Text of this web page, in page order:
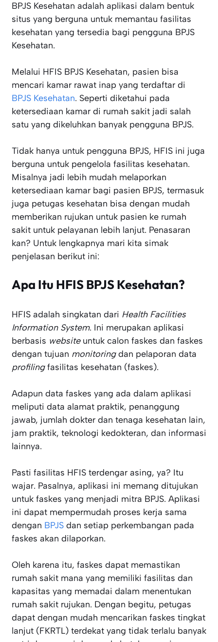
BPJS Kesehatan adalah aplikasi dalam bentuk
situs yang berguna untuk memantau fasilitas
kesehatan yang tersedia bagi pengguna BPJS
Kesehatan.
Melalui HFIS BPJS Kesehatan, pasien bisa
mencari kamar rawat inap yang terdaftar di
BPJS Kesehatan. Seperti diketahui pada
ketersediaan kamar di rumah sakit jadi salah
satu yang dikeluhkan banyak pengguna BPJS.
Tidak hanya untuk pengguna BPJS, HFIS ini juga
berguna untuk pengelola fasilitas kesehatan.
Misalnya jadi lebih mudah melaporkan
ketersediaan kamar bagi pasien BPJS, termasuk
juga petugas kesehatan bisa dengan mudah
memberikan rujukan untuk pasien ke rumah
sakit untuk pelayanan lebih lanjut. Penasaran
kan? Untuk lengkapnya mari kita simak
penjelasan berikut ini:
Apa Itu HFIS BPJS Kesehatan?
HFIS adalah singkatan dari Health Facilities
Information System. Ini merupakan aplikasi
berbasis websiteuntuk calon faskes dan faskes
dengan tujuan monitoringdan pelaporan data
profilingfasilitas kesehatan (faskes).
Adapun data faskes yang ada dalam aplikasi
meliputi data alamat praktik, penanggung
jawab, jumlah dokter dan tenaga kesehatan lain,
jam praktik, teknologi kedokteran, dan informasi
lainnya.
Pasti fasilitas HFIS terdengar asing, ya? Itu
wajar. Pasalnya, aplikasi ini memang ditujukan
untuk faskes yang menjadi mitra BPJS. Aplikasi
ini dapat mempermudah proses kerja sama
dengan BPJS dan setiap perkembangan pada
faskes akan dilaporkan.
Oleh karena itu, faskes dapat memastikan
rumah sakit mana yang memiliki fasilitas dan
kapasitas yang memadai dalam menentukan
rumah sakit rujukan. Dengan begitu, petugas
dapat dengan mudah mencarikan faskes tingkat
lanjut (FKRTL) terdekat yang tidak terlalu banyak